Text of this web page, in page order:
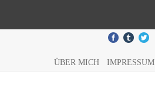
ÜBER MICH IMPRESSUM